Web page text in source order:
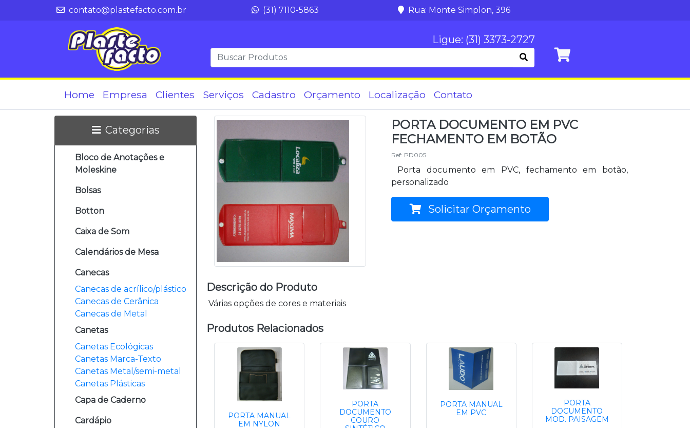
contato@plastefacto.com.br (31) 7110-5863 Rua: Monte Simplon, 396
Ligue: (31) 3373-2727
Home Empresa Clientes Serviços Cadastro Orçamento Localização Contato
Categorias
Bloco de Anotações e
Moleskine
Bolsas
Botton
Caixa de Som
Calendários de Mesa
Canecas
Canecas de acrílico/plástico
Canecas de Cerânica
Canecas de Metal
Canetas
Canetas Ecológicas
Canetas Marca-Texto
Canetas Metal/semi-metal
Canetas Plásticas
Capa de Caderno
Cardápio
PORTA DOCUMENTO EM PVC
FECHAMENTO EM BOTÃO
Ref: PD005
Porta documento em PVC, fechamento em botão,
personalizado
Solicitar Orçamento
Descrição do Produto
Várias opções de cores e materiais
Produtos Relacionados
PORTA MANUAL
EM NYLON
PORTA
DOCUMENTO
COURO
PORTA MANUAL
EM PVC
PORTA
DOCUMENTO
MOD. PAISAGEM